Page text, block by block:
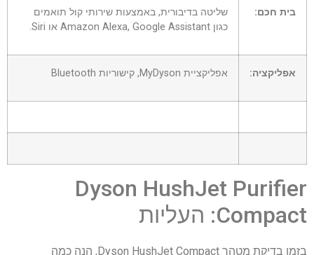
בית חכם:
שליטה בדיבורית, באמצעות שירותי קול תואמים
כגון Amazon Alexa, Google Assistant או Siri.
אפליקציה: אפליקציית MyDyson, קישוריות Bluetooth
7
תא
8
–
תא
1
Dyson HushJet Purifier
Compact: העליות
בזמן בדיקת מטהר Dyson HushJet Compact, הנה כמה